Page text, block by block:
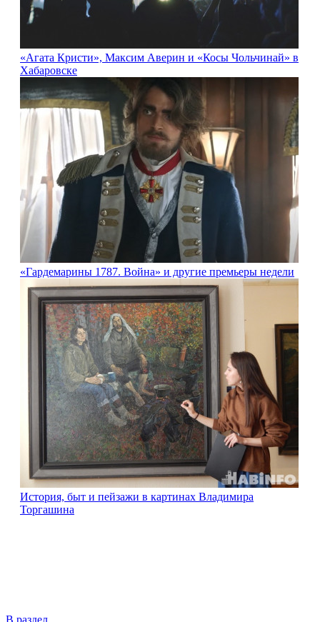
«Агата Кристи», Максим Аверин и «Косы Чольчинай» в
Хабаровске
«Гардемарины 1787. Война» и другие премьеры недели
История, быт и пейзажи в картинах Владимира
Торгашина
В раздел